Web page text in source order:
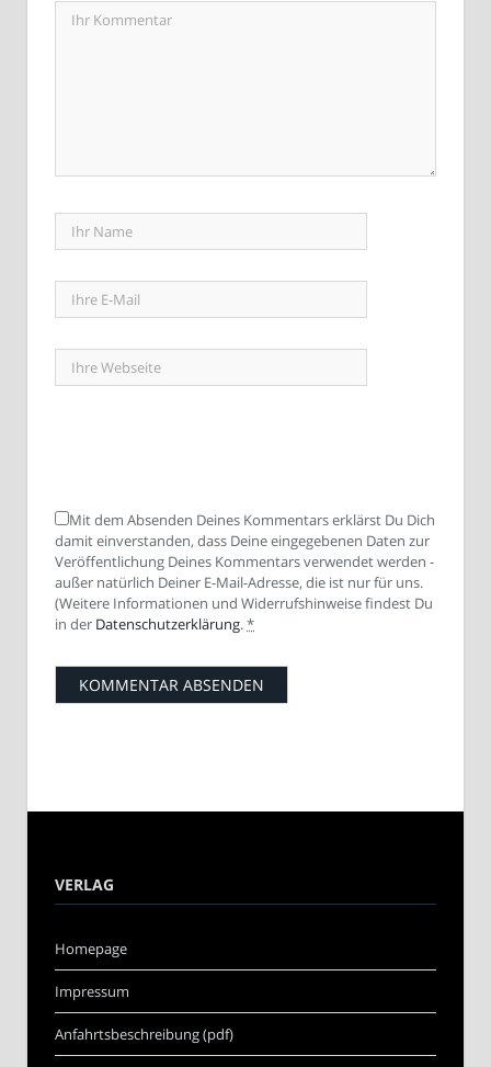
Mit dem Absenden Deines Kommentars erklärst Du Dich
damit einverstanden, dass Deine eingegebenen Daten zur
Veröffentlichung Deines Kommentars verwendet werden -
außer natürlich Deiner E-Mail-Adresse, die ist nur für uns.
(Weitere Informationen und Widerrufshinweise findest Du
in der Datenschutzerklärung.*
VERLAG
Homepage
Impressum
Anfahrtsbeschreibung (pdf)